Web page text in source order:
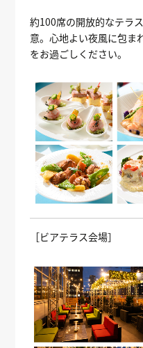
約100席の開放的なテラ
意。心地よい夜風に包ま
をお過ごしください。
［ビアテラス会場］